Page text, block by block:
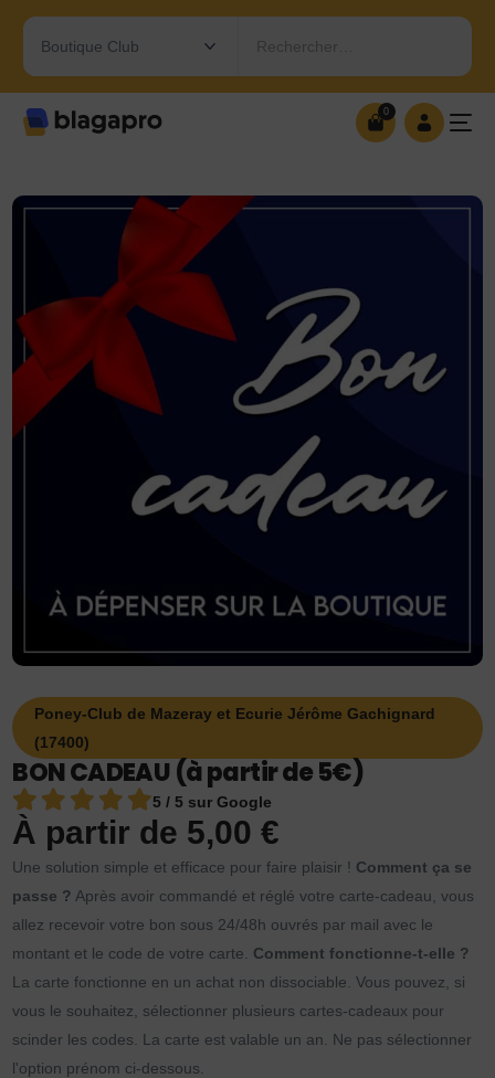
Rechercher…
0
Poney-Club de Mazeray et Ecurie Jérôme Gachignard
(17400)
BON CADEAU (à partir de 5€)
5 / 5 sur Google
À partir de 5,00€
Une solution simple et efficace pour faire plaisir ! Comment ça se
passe ? Après avoir commandé et réglé votre carte-cadeau, vous
allez recevoir votre bon sous 24/48h ouvrés par mail avec le
montant et le code de votre carte. Comment fonctionne-t-elle ?
La carte fonctionne en un achat non dissociable. Vous pouvez, si
vous le souhaitez, sélectionner plusieurs cartes-cadeaux pour
scinder les codes. La carte est valable un an. Ne pas sélectionner
l'option prénom ci-dessous.